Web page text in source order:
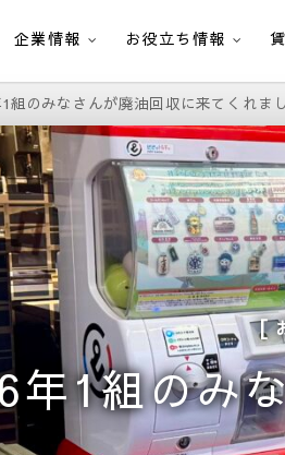
企業情報 お役立ち情報
組のみなさんが廃油回収に来てくれ
年1組のみ